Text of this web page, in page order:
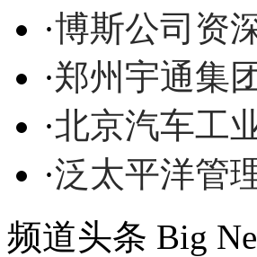
·博斯公司资
·郑州宇通集
·北京汽车工
·泛太平洋管
频道头条 Big